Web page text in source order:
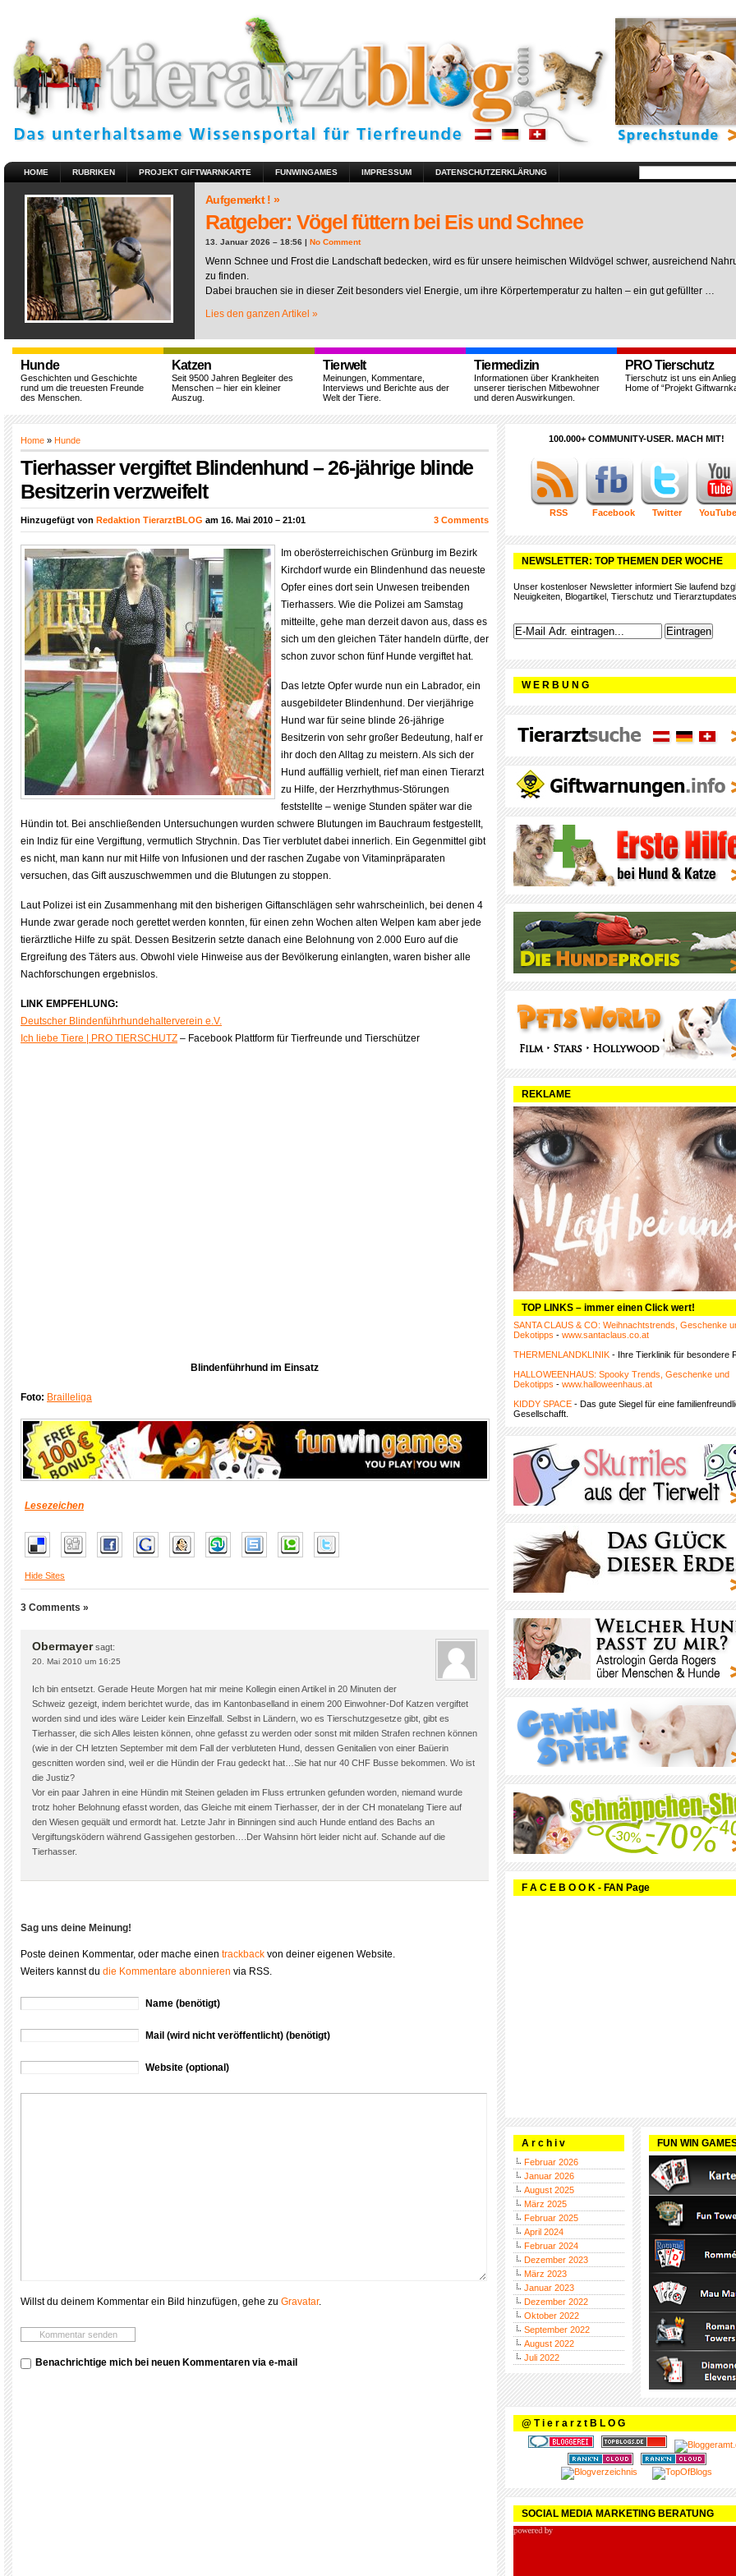
HOME RUBRIKEN PROJEKT GIFTWARNKARTE FUNWINGAMES IMPRESSUM DATENSCHUTZERKLÄRUNG
Aufgemerkt ! »
Ratgeber: Vögel füttern bei Eis und Schnee
13. Januar 2026 – 18:56 | No Comment
Wenn Schnee und Frost die Landschaft bedecken, wird es für unsere heimischen Wildvögel schwer, ausreichend
zu finden.
Dabei brauchen sie in dieser Zeit besonders viel Energie, um ihre Körpertemperatur zu halten – ein gut gefüllter …
Lies den ganzen Artikel »
Hunde
Geschichten und Geschichte
rund um die treuesten Freunde
des Menschen.
Katzen
Seit 9500 Jahren Begleiter des
Menschen – hier ein kleiner
Auszug.
Tierwelt
Meinungen, Kommentare,
Interviews und Berichte aus der
Welt der Tiere.
Tiermedizin
Informationen über Krankheiten
unserer tierischen Mitbewohner
und deren Auswirkungen.
PRO Tierschutz
Tierschutz ist uns ein
Home of “Projekt
Home » Hunde
Tierhasser vergiftet Blindenhund – 26-jährige blinde
Besitzerin verzweifelt
Hinzugefügt von Redaktion TierarztBLOG am 16. Mai 2010 – 21:01 3 Comments
Im oberösterreichischen Grünburg im Bezirk
Kirchdorf wurde ein Blindenhund das neueste
Opfer eines dort sein Unwesen treibenden
Tierhassers. Wie die Polizei am Samstag
mitteilte, gehe man derzeit davon aus, dass es
sich um den gleichen Täter handeln dürfte, der
schon zuvor schon fünf Hunde vergiftet hat.
Das letzte Opfer wurde nun ein Labrador, ein
ausgebildeter Blindenhund. Der vierjährige
Hund war für seine blinde 26-jährige
Besitzerin von sehr großer Bedeutung, half er
ihr doch den Alltag zu meistern. Als sich der
Hund auffällig verhielt, rief man einen Tierarzt
zu Hilfe, der Herzrhythmus-Störungen
feststellte – wenige Stunden später war die
Hündin tot. Bei anschließenden Untersuchungen wurden schwere Blutungen im Bauchraum festgestellt,
ein Indiz für eine Vergiftung, vermutlich Strychnin. Das Tier verblutet dabei innerlich. Ein Gegenmittel gibt
es nicht, man kann nur mit Hilfe von Infusionen und der raschen Zugabe von Vitaminpräparaten
versuchen, das Gift auszuschwemmen und die Blutungen zu stoppen.
Laut Polizei ist ein Zusammenhang mit den bisherigen Giftanschlägen sehr wahrscheinlich, bei denen 4
Hunde zwar gerade noch gerettet werden konnten, für einen zehn Wochen alten Welpen kam aber jede
tierärztliche Hilfe zu spät. Dessen Besitzerin setzte danach eine Belohnung von 2.000 Euro auf die
Ergreifung des Täters aus. Obwohl viele Hinweise aus der Bevölkerung einlangten, waren bisher alle
Nachforschungen ergebnislos.
LINK EMPFEHLUNG:
Deutscher Blindenführhundehalterverein e.V.
Ich liebe Tiere | PRO TIERSCHUTZ – Facebook Plattform für Tierfreunde und Tierschützer
Blindenführhund im Einsatz
Foto: Brailleliga
Lesezeichen
Hide Sites
3 Comments »
Obermayer sagt:
20. Mai 2010 um 16:25
Ich bin entsetzt. Gerade Heute Morgen hat mir meine Kollegin einen Artikel in 20 Minuten der
Schweiz gezeigt, indem berichtet wurde, das im Kantonbaselland in einem 200 Einwohner-Dof Katzen vergiftet
worden sind und ides wäre Leider kein Einzelfall. Selbst in Ländern, wo es Tierschutzgesetze gibt, gibt es
Tierhasser, die sich Alles leisten können, ohne gefasst zu werden oder sonst mit milden Strafen rechnen können
(wie in der CH letzten September mit dem Fall der verbluteten Hund, dessen Genitalien von einer Baüerin
gescnitten worden sind, weil er die Hündin der Frau gedeckt hat…Sie hat nur 40 CHF Busse bekommen. Wo ist
die Justiz?
Vor ein paar Jahren in eine Hündin mit Steinen geladen im Fluss ertrunken gefunden worden, niemand wurde
trotz hoher Belohnung efasst worden, das Gleiche mit einem Tierhasser, der in der CH monatelang Tiere auf
den Wiesen gequält und ermordt hat. Letzte Jahr in Binningen sind auch Hunde entland des Bachs an
Vergiftungsködern während Gassigehen gestorben….Der Wahsinn hört leider nicht auf. Schande auf die
Tierhasser.
Sag uns deine Meinung!
Poste deinen Kommentar, oder mache einen trackback von deiner eigenen Website.
Weiters kannst du die Kommentare abonnieren via RSS.
Name (benötigt)
Mail (wird nicht veröffentlicht) (benötigt)
Website (optional)
Willst du deinem Kommentar ein Bild hinzufügen, gehe zu Gravatar.
Benachrichtige mich bei neuen Kommentaren via e-mail
100.000+ COMMUNITY-USER. MACH MIT!
RSS Facebook Twitter YouTube
NEWSLETTER: TOP THEMEN DER WOCHE
Unser kostenloser Newsletter informiert Sie laufend
Neuigkeiten, Blogartikel, Tierschutz und
W E R B U N G
REKLAME
TOP LINKS – immer einen Click wert!
SANTA CLAUS & CO: Weihnachtstrends, Geschenke
Dekotipps - www.santaclaus.co.at
THERMENLANDKLINIK - Ihre Tierklinik für besondere
HALLOWEENHAUS: Spooky Trends, Geschenke und
Dekotipps - www.halloweenhaus.at
KIDDY SPACE - Das gute Siegel für eine
Gesellschafft.
F A C E B O O K - FAN Page
A r c h i v
Februar 2026
Januar 2026
August 2025
März 2025
Februar 2025
April 2024
Februar 2024
Dezember 2023
März 2023
Januar 2023
Dezember 2022
Oktober 2022
September 2022
August 2022
Juli 2022
FUN WIN
@ T i e r a r z t B L O G
SOCIAL MEDIA MARKETING BERATUNG